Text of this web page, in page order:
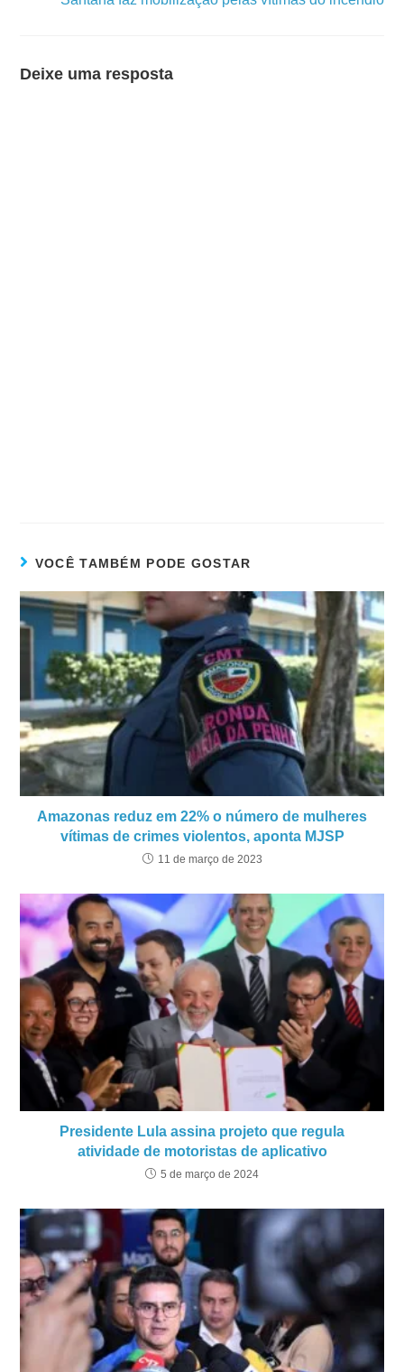
Deixe uma resposta
VOCÊ TAMBÉM PODE GOSTAR
Amazonas reduz em 22% o número de mulheres
vítimas de crimes violentos, aponta MJSP
11 de março de 2023
Presidente Lula assina projeto que regula
atividade de motoristas de aplicativo
5 de março de 2024